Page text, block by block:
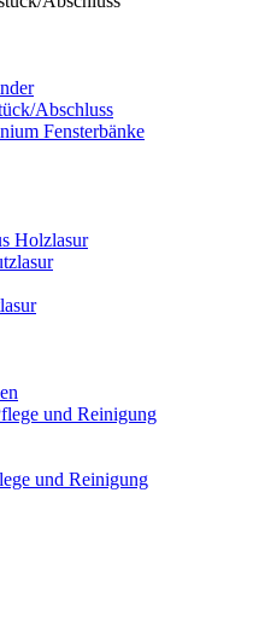
Abschluss
Fensterbänke
Holzlasur
und Reinigung
und Reinigung